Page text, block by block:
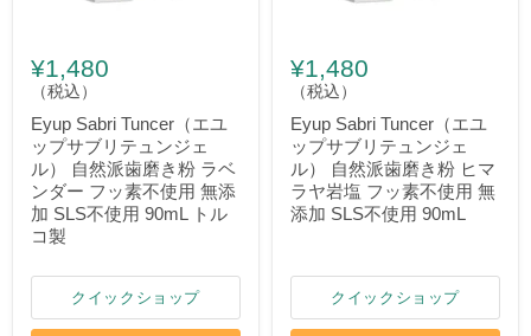
¥1,480
（税込）
Eyup Sabri Tuncer（エユ
ップサブリテュンジェ
ル） 自然派歯磨き粉 ラベ
ンダー フッ素不使用 無添
加 SLS不使用 90mL トル
コ製
クイックショップ
¥1,480
（税込）
Eyup Sabri Tuncer（エユ
ップサブリテュンジェ
ル） 自然派歯磨き粉 ヒマ
ラヤ岩塩 フッ素不使用 無
添加 SLS不使用 90mL
クイックショップ